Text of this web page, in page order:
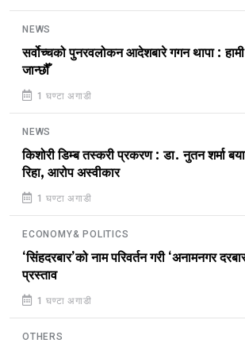
NEWS
सर्वोच्चको पुनरवलोकन आदेशबारे गगन थापा :
जान्छौँ
1 घण्टा अगाडी
NEWS
किशोरी डिम्ब तस्करी प्रकरण : डा. नुतन शर्मा
रिहा, आरोप अस्वीकार
1 घण्टा अगाडी
ECONOMY& POLITICS
‘सिंहदरबार’को नाम परिवर्तन गरी ‘अनामनगर
प्रस्ताव
1 घण्टा अगाडी
OTHERS